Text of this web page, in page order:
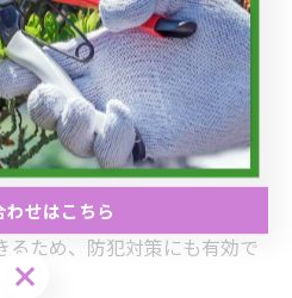
水やりの手間や照明のオンオ
を大幅に軽減できます。
動潅水システムは、土壌の湿
に最適なタイミングで水やり
や水不足のリスクを減らしま
は日の入りや人の動きに合わ
ため、防犯対策にも有効で
わせはこちら
わせはこちら